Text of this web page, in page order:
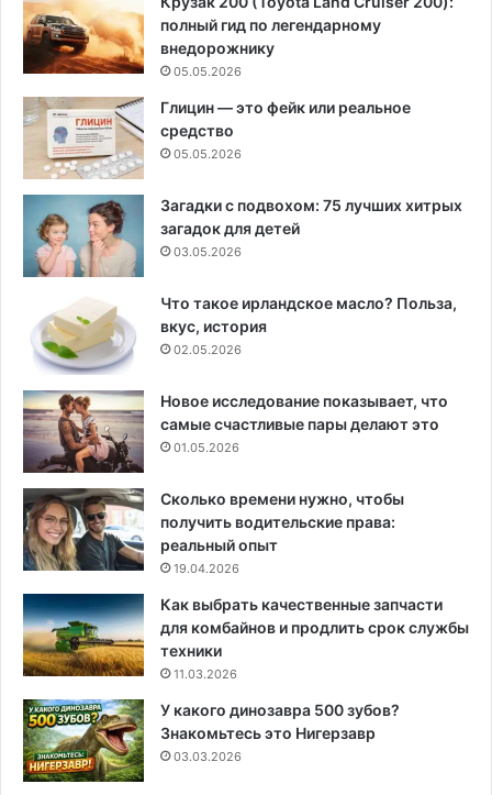
полный гид по легендарному
внедорожнику
05.05.2026
Глицин — это фейк или реальное
средство
05.05.2026
Загадки с подвохом: 75 лучших хитрых
загадок для детей
03.05.2026
Что такое ирландское масло? Польза,
вкус, история
02.05.2026
Новое исследование показывает, что
самые счастливые пары делают это
01.05.2026
Сколько времени нужно, чтобы
получить водительские права:
реальный опыт
19.04.2026
Как выбрать качественные запчасти
для комбайнов и продлить срок службы
техники
11.03.2026
У какого динозавра 500 зубов?
Знакомьтесь это Нигерзавр
03.03.2026